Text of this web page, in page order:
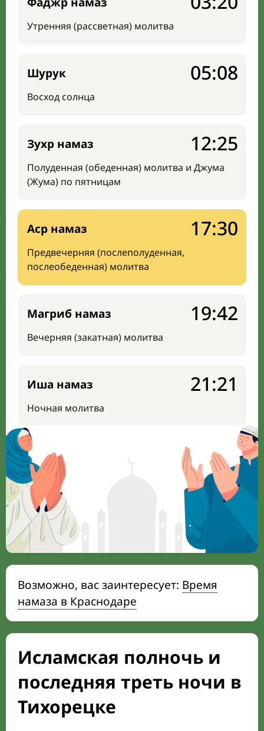
Утренняя (рассветная) молитва
Шурук
Восход солнца
05:08
Зухр намаз
Полуденная (обеденная) молитва и Джума
(Жума) по пятницам
12:25
Аср намаз
Предвечерняя (послеполуденная,
послеобеденная) молитва
17:30
Магриб намаз
Вечерняя (закатная) молитва
19:42
Иша намаз
Ночная молитва
21:21
Возможно, вас заинтересует: Время
намаза в Краснодаре
Исламская полночь и
последняя треть ночи в
Тихорецке